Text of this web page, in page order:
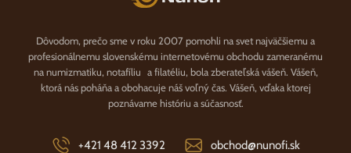
Dôvodom, prečo sme v roku 2007 pomohli na svet najväčšiemu a
profesionálnemu slovenskému internetovému obchodu zameranému
na numizmatiku, notafíliu a filatéliu, bola zberateľská vášeň. Vášeň,
ktorá nás poháňa a obohacuje náš voľný čas. Vášeň, vďaka ktorej
poznávame históriu a súčasnosť.
+421 48 412 3392 obchod@nunofi.sk